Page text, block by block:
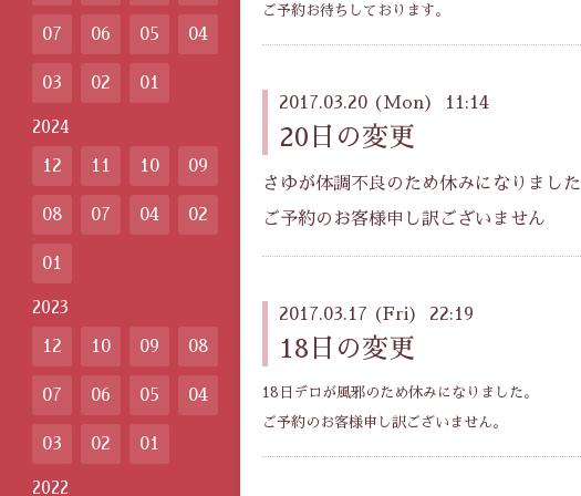
ご予約お待ちしております。
2017.03.20 (Mon) 11:14
20日の変更
さゆが体調不良のため休みになりました
ご予約のお客様申し訳ございません
2017.03.17 (Fri) 22:19
18日の変更
18日デロが風邪のため休みになりました。
ご予約のお客様申し訳ございません。
07 06 05 04
03 02 01
2024
12 11 10 09
08 07 04 02
01
2023
12 10 09 08
07 06 05 04
03 02 01
2022